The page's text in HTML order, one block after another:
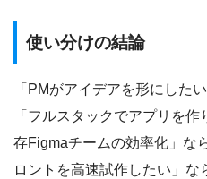
使い分けの結論
「PMがアイデアを形にした
「フルスタックでアプリを
存Figmaチームの効率化」な
ロントを高速試作したい」